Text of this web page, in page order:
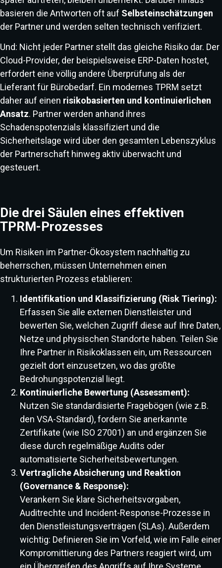
basieren die Antworten oft auf Selbsteinschätzungen
der Partner und werden selten technisch verifiziert.
Und: Nicht jeder Partner stellt das gleiche Risiko dar. Der
Cloud-Provider, der beispielsweise ERP-Daten hostet,
erfordert eine völlig andere Überprüfung als der
Lieferant für Bürobedarf. Ein modernes TPRM setzt
daher auf einen risikobasierten und kontinuierlichen
Ansatz. Partner werden anhand ihres
Schadenspotenzials klassifiziert und die
Sicherheitslage wird über den gesamten Lebenszyklus
der Partnerschaft hinweg aktiv überwacht und
gesteuert.
Die drei Säulen eines effektiven
TPRM-Prozesses
Um Risiken im Partner-Ökosystem nachhaltig zu
beherrschen, müssen Unternehmen einen
strukturierten Prozess etablieren:
Identifikation und Klassifizierung (Risk Tiering):
Erfassen Sie alle externen Dienstleister und
bewerten Sie, welchen Zugriff diese auf Ihre Daten,
Netze und physischen Standorte haben. Teilen Sie
Ihre Partner in Risikoklassen ein, um Ressourcen
gezielt dort einzusetzen, wo das größte
Bedrohungspotenzial liegt.
Kontinuierliche Bewertung (Assessment):
Nutzen Sie standardisierte Fragebögen (wie z.B.
den VSA-Standard), fordern Sie anerkannte
Zertifikate (wie ISO 27001) an und ergänzen Sie
diese durch regelmäßige Audits oder
automatisierte Sicherheitsbewertungen.
Vertragliche Absicherung und Reaktion
(Governance & Response):
Verankern Sie klare Sicherheitsvorgaben,
Auditrechte und Incident-Response-Prozesse in
den Dienstleistungsverträgen (SLAs). Außerdem
wichtig: Definieren Sie im Vorfeld, wie im Falle einer
Kompromittierung des Partners reagiert wird, um